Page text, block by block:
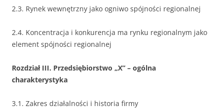
2.3. Rynek wewnętrzny jako ogniwo spójności regionalnej
2.4. Koncentracja i konkurencja ma rynku regionalnym jako
element spójności regionalnej
Rozdział III. Przedsiębiorstwo „X” – ogólna
charakterystyka
3.1. Zakres działalności i historia firmy